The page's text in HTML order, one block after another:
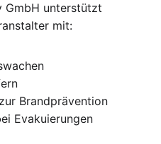
GmbH unterstützt
mit:
Brandprävention
Evakuierungen